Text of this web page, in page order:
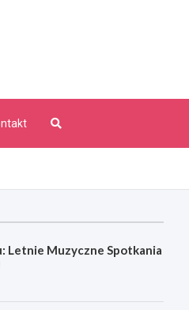
Letnie Muzyczne Spotkania